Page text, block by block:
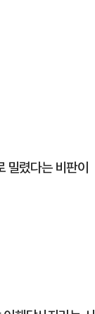
밀렸다는 비판이